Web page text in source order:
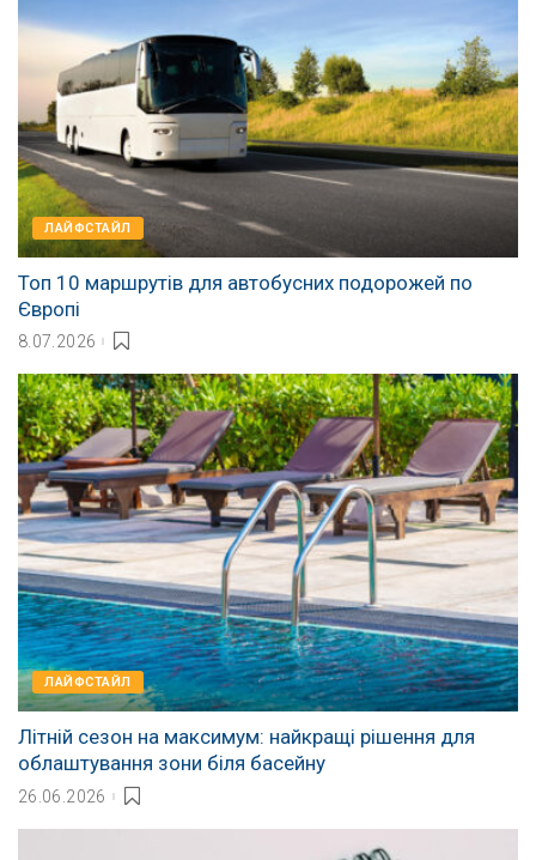
ЛАЙФСТАЙЛ
Топ 10 маршрутів для автобусних подорожей по
Європі
8.07.2026
ЛАЙФСТАЙЛ
Літній сезон на максимум: найкращі рішення для
облаштування зони біля басейну
26.06.2026